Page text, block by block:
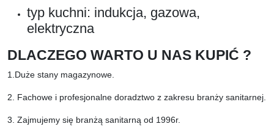
typ kuchni: indukcja, gazowa,
elektryczna
DLACZEGO WARTO U NAS KUPIĆ ?
1.Duże stany magazynowe.
2. Fachowe i profesjonalne doradztwo z zakresu branży sanitarnej.
3. Zajmujemy się branżą sanitarną od 1996r.